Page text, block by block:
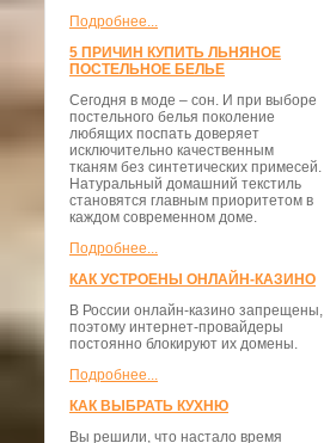
Подробнее...
5 ПРИЧИН КУПИТЬ ЛЬНЯНОЕ
ПОСТЕЛЬНОЕ БЕЛЬЕ
Сегодня в моде – сон. И при выборе
постельного белья поколение
любящих поспать доверяет
исключительно качественным
тканям без синтетических примесей.
Натуральный домашний текстиль
становятся главным приоритетом в
каждом современном доме.
Подробнее...
КАК УСТРОЕНЫ ОНЛАЙН-КАЗИНО
В России онлайн-казино запрещены,
поэтому интернет-провайдеры
постоянно блокируют их домены.
Подробнее...
КАК ВЫБРАТЬ КУХНЮ
Вы решили, что настало время